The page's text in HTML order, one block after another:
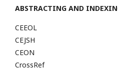
ABSTRACTING AND
CEEOL
CEJSH
CEON
CrossRef